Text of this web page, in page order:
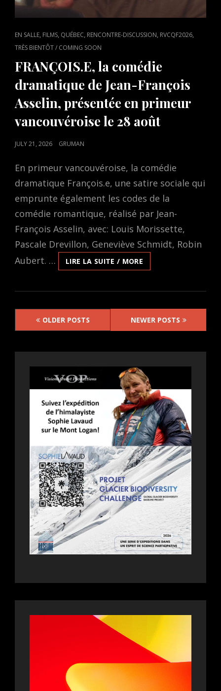
CAT
LINKS
EN SALLE, FILMS, QUÉBEC, RENCONTRE-DISCUSSION, RVCQF2026,
TRÈS BIENTÔT / COMING SOON
FRANÇOIS.E, la comédie
dramatique de Jean-François
Asselin, présentée en primeur
vancouvéroise le 28 août
POSTED
JULY 21, 2026 GRUMAN
En primeur vancouvéroise, la comédie
dramatique François.e, une satire sociale qui
emprunte également les codes de la
comédie romantique, réalisé par Jean-
François Asselin, avec: Louis Morissette,
Pascale Drevillon, Geneviève Schmidt, Robin
Aubert. …
LIRE LA SUITE / MORE
LA
DRAMATIQUE
FRANÇOIS
ASSELIN,
EN
VANCOUVÉROISE
LE
28
AOÛT
Posts
navigationOLDER POSTS NEWER POSTS